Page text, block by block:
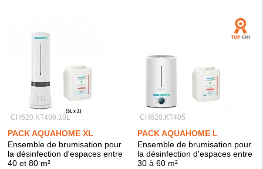
CH620.KT406.10L
PACK AQUAHOME XL
Ensemble de brumisation pour
la désinfection d'espaces entre
40 et 80 m²
CH620.KT405
PACK AQUAHOME L
Ensemble de brumisation pour
la désinfection d'espaces entre
30 à 60 m²